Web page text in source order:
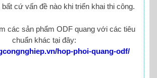
cứ vấn đề nào khi triển khai thi công.
các sản phẩm ODF quang với các tiêu
chuẩn khác tại đây:
hop-phoi-quang-odf/